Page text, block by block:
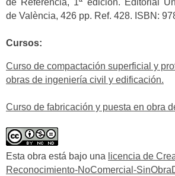
de València, 426 pp. Ref. 428. ISBN:
Cursos:
Curso de compactación superficial y
obras de ingeniería civil y edificación.
Curso de fabricación y puesta en obra
Esta obra está bajo una licencia de
Reconocimiento-NoComercial-